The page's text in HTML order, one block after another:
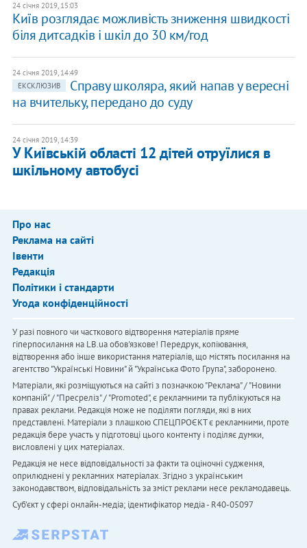
24 січня 2019, 15:03
Київ розглядає можливість зниження швидкості
біля дитсадків і шкіл до 30 км/год
24 січня 2019, 14:49
ЕКСКЛЮЗИВ
Справу школяра, який напав у вересні
на вчительку, передано до суду
24 січня 2019, 14:39
У Київській області 12 дітей отруїлися в
шкільному автобусі
Про нас
Реклама на сайті
Івенти
Редакція
Політики і стандарти
Угода конфіденційності
У разі повного чи часткового відтворення матеріалів пряме
гіперпосилання на LB.ua обов'язкове! Передрук, копіювання,
відтворення або інше використання матеріалів, що містять посилання на
агентство "Українськi Новини" й "Українська Фото Група", заборонено.
Матеріали, які розміщуються на сайті з позначкою "Реклама" / "Новини
компаній" / "Пресреліз" / "Promoted", є рекламними та публікуються на
правах реклами. Редакція може не поділяти погляди, які в них
представлені. Матеріали з плашкою СПЕЦПРОЄКТ є рекламними, проте
редакція бере участь у підготовці цього контенту і поділяє думки,
висловлені у цих матеріалах.
Редакція не несе відповідальності за факти та оціночні судження,
оприлюднені у рекламних матеріалах. Згідно з українським
законодавством, відповідальність за зміст реклами несе рекламодавець.
Cуб'єкт у сфері онлайн-медіа; ідентифікатор медіа - R40-05097